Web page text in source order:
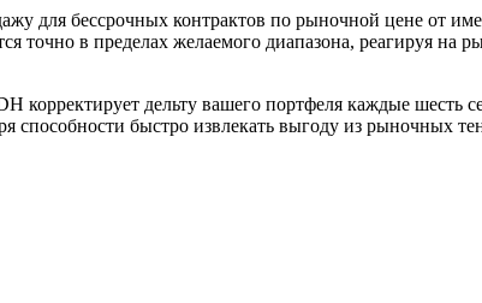
для бессрочных контрактов по рыночной цене от
точно в пределах желаемого диапазона, реагируя
корректирует дельту вашего портфеля каждые шесть
быстро извлекать выгоду из рыночных